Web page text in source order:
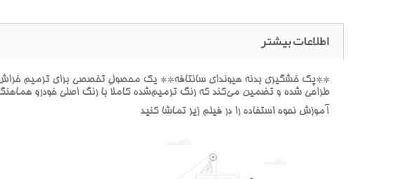
اطلاعات بیشتر
**پک خشگيري بدنه هيونداي سانتافه** يک محصول تخصصي براي ترميم
طراحي شده و تضمين مي‌کند که رنگ ترميم‌شده کاملاً با رنگ اصلي خودرو
آموزش نحوه استفاده را در فيلم زير تماشا کنيد